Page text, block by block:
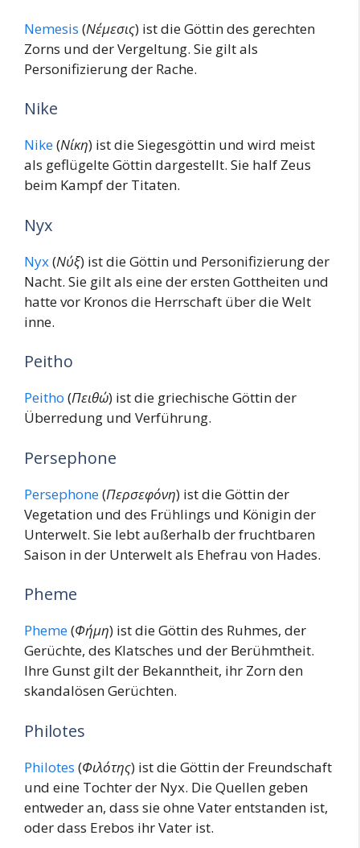
Nemesis (Νέμεσις) ist die Göttin des gerechten
Zorns und der Vergeltung. Sie gilt als
Personifizierung der Rache.
Nike
Nike(Νίκη) ist die Siegesgöttin und wird meist
als geflügelte Göttin dargestellt. Sie half Zeus
beim Kampf der Titaten.
Nyx
Nyx(Νύξ) ist die Göttin und Personifizierung der
Nacht. Sie gilt als eine der ersten Gottheiten und
hatte vor Kronos die Herrschaft über die Welt
inne.
Peitho
Peitho (Πειθώ) ist die griechische Göttin der
Überredung und Verführung.
Persephone
Persephone(Περσεφόνη) ist die Göttin der
Vegetation und des Frühlings und Königin der
Unterwelt. Sie lebt außerhalb der fruchtbaren
Saison in der Unterwelt als Ehefrau von Hades.
Pheme
Pheme(Φήμη) ist die Göttin des Ruhmes, der
Gerüchte, des Klatsches und der Berühmtheit.
Ihre Gunst gilt der Bekanntheit, ihr Zorn den
skandalösen Gerüchten.
Philotes
Philotes (Φιλότης) ist die Göttin der Freundschaft
und eine Tochter der Nyx. Die Quellen geben
entweder an, dass sie ohne Vater entstanden ist,
oder dass Erebos ihr Vater ist.